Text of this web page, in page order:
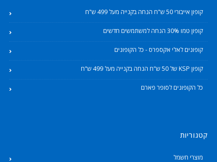
קופון אייבורי 50 ש"ח הנחה בקנייה מעל 499 ש"ח
קופון טמו 30% הנחה למשתמשים חדשים
קופונים לאלי אקספרס - כל הקופונים
קופון KSP של 50 ש"ח הנחה בקנייה מעל 499 ש"ח
כל הקופונים לסופר פארם
קטגוריות
מוצרי חשמל